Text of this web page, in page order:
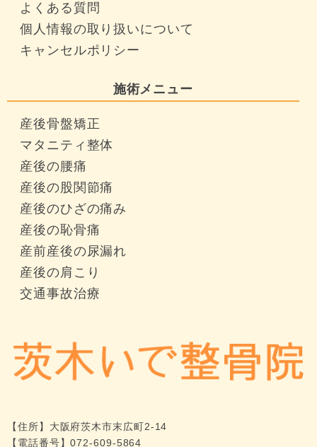
よくある質問
個人情報の取り扱いについて
キャンセルポリシー
施術メニュー
産後骨盤矯正
マタニティ整体
産後の腰痛
産後の股関節痛
産後のひざの痛み
産後の恥骨痛
産前産後の尿漏れ
産後の肩こり
交通事故治療
【住所】 大阪府茨木市末広町2-14
【電話番号】072-609-5864